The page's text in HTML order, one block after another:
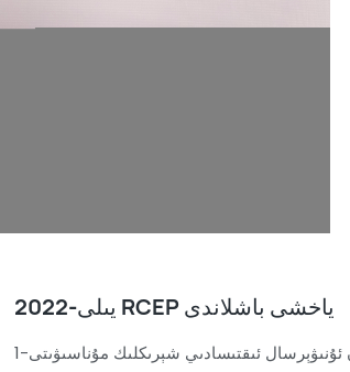
2022-يىلى RCEP ياخشى باشلاندى
1-يانۋار ، رايون ئۇنىۋېرسال ئىقتىسادىي شېرىكلىك مۇناسىۋىتى (RCEP) يولغا قويۇلدى. جۇڭگو تاموژنىنىڭ ئەڭ يېڭى ستاتىستىكىسىدىن ئايان بولۇشىچە ، بۇ يىل بىرىنچى پەسىلدە ، جۇڭگونىڭ باشقا 14 RCEP